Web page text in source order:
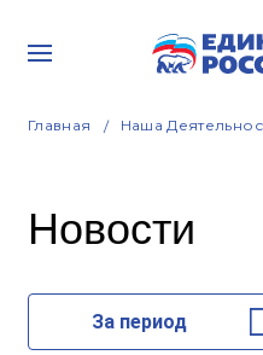
Главная Наша
Новости
За период